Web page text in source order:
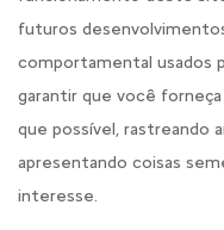
futuros
comportamental usados
garantir que você
que possível, rastreando
apresentando coisas
interesse.